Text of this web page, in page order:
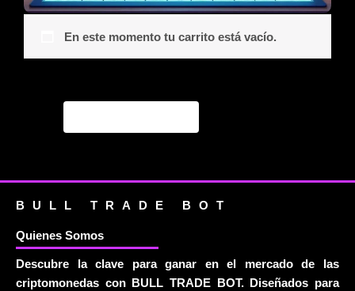
En este momento tu carrito está vacío.
BULL TRADE BOT
Quienes Somos
Descubre la clave para ganar en el mercado de las
criptomonedas con BULL TRADE BOT. Diseñados para